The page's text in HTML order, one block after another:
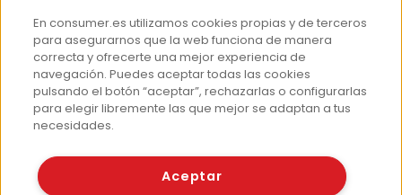
¿Quiénes somos?
Hemeroteca
Contacto
Prensa
En consumer.es utilizamos cookies propias y de terceros
para asegurarnos que la web funciona de manera
correcta y ofrecerte una mejor experiencia de
navegación. Puedes aceptar todas las cookies
pulsando el botón “aceptar”, rechazarlas o configurarlas
para elegir libremente las que mejor se adaptan a tus
necesidades.
Aceptar